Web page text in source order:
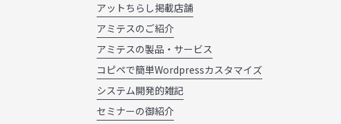
アットちらし掲載店舗
アミテスのご紹介
アミテスの製品・サービス
コピペで簡単Wordpressカスタマイズ
システム開発的雑記
セミナーの御紹介